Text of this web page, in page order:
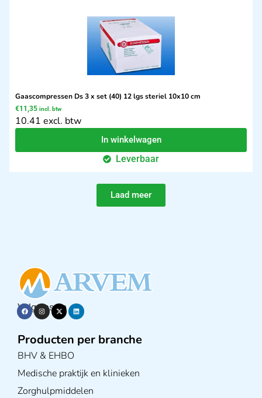
Gaascompressen Ds 3 x set (40) 12 lgs steriel 10x10 cm
€11,35 incl. btw
10.41 excl. btw
In winkelwagen
Leverbaar
Laad meer
Volg ons op
Producten per branche
BHV & EHBO
Medische praktijk en klinieken
Zorghulpmiddelen